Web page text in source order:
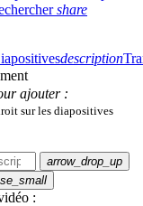
share
description
ajouter :
sur les diapositives
arrow_drop_up
: